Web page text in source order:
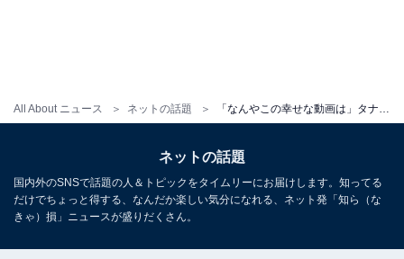
All About ニュース ネットの話題
ネットの話題
国内外のSNSで話題の人＆トピックをタイムリーにお届けします。知ってる
だけでちょっと得する、なんだか楽しい気分になれる、ネット発「知ら（な
きゃ）損」ニュースが盛りだくさん。